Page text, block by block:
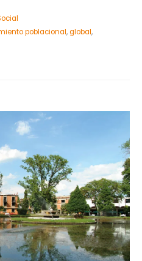
poblacional,global,